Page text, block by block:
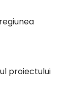
proiectului